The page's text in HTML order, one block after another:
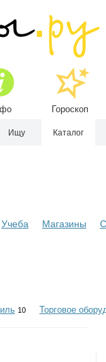
Гороскоп
Ищу Каталог
Учеба Магазины
10 Торговое